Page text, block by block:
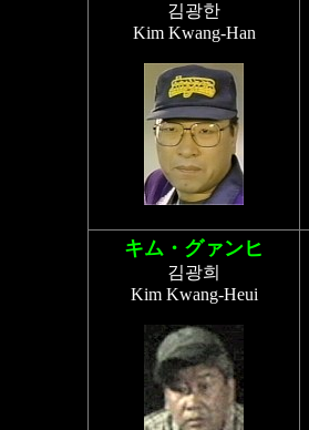
김광한
Kim Kwang-Han
キム・グァンヒ
김광희
Kim Kwang-Heui